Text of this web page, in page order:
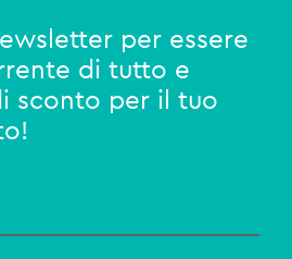
per essere
di tutto e
sconto per il tuo